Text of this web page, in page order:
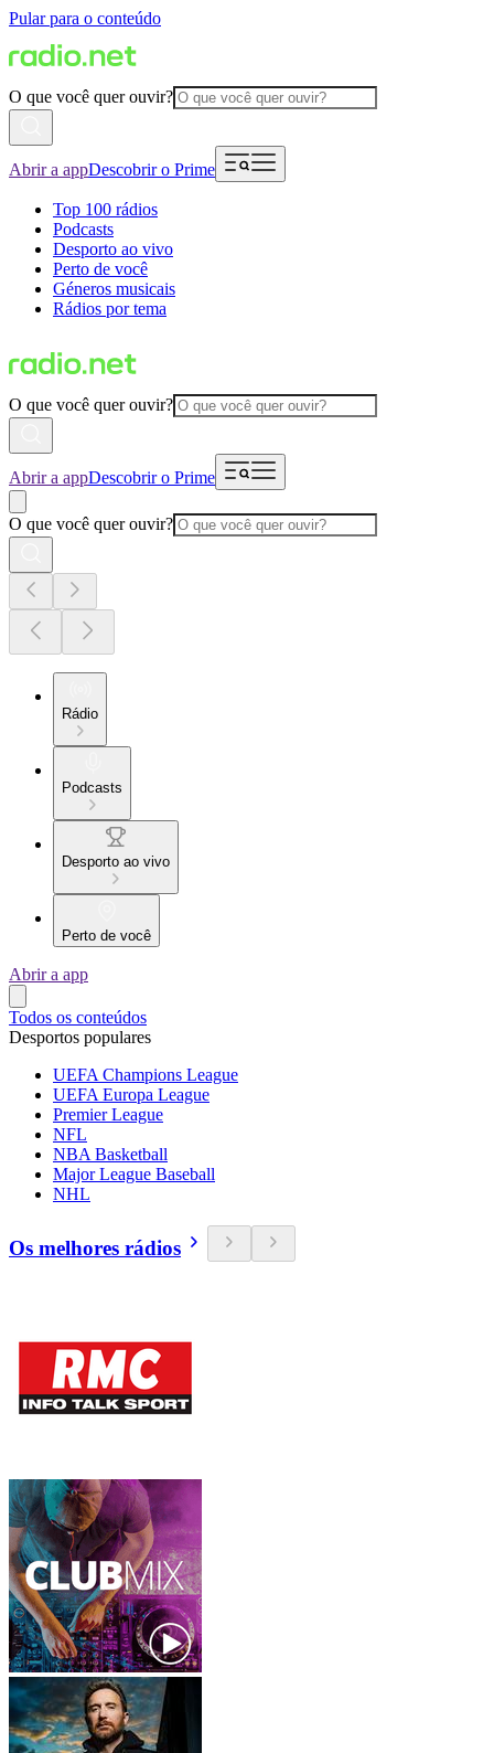
Pular para o conteúdo
O que você quer ouvir?
Abrir a appDescobrir o Prime
Top 100 rádios
Podcasts
Desporto ao vivo
Perto de você
Géneros musicais
Rádios por tema
O que você quer ouvir?
Abrir a appDescobrir o Prime
O que você quer ouvir?
Rádio
Podcasts
Desporto ao vivo
Perto de você
Abrir a app
Todos os conteúdos
Desportos populares
UEFA Champions League
UEFA Europa League
Premier League
NFL
NBA Basketball
Major League Baseball
NHL
Os melhores rádios